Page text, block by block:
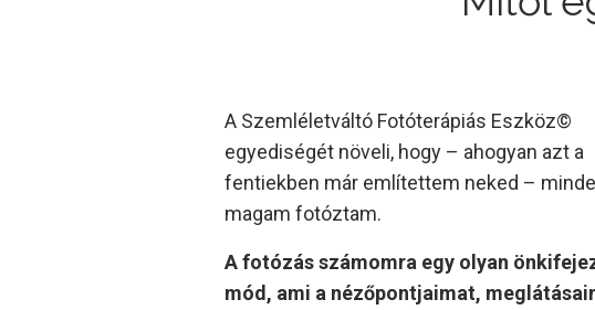
A Szemléletváltó Fotóterápiás Eszköz©️
egyediségét növeli, hogy – ahogyan azt a
fentiekben már említettem neked –
magam fotóztam.
A fotózás számomra egy olyan
mód, ami a nézőpontjaimat,